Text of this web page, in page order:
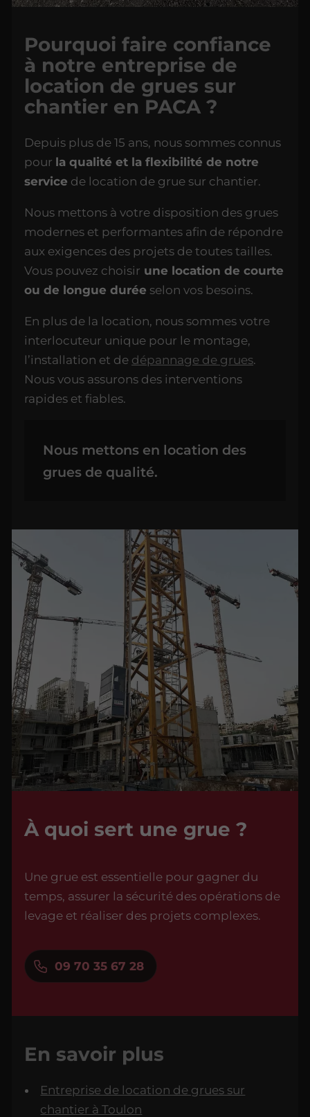
Pourquoi faire confiance
à notre entreprise de
location de grues sur
chantier en PACA ?
Depuis plus de 15 ans, nous sommes connus
pour la qualité et la flexibilité de notre
service de location de grue sur chantier.
Nous mettons à votre disposition des grues
modernes et performantes afin de répondre
aux exigences des projets de toutes tailles.
Vous pouvez choisir une location de courte
ou de longue durée selon vos besoins.
En plus de la location, nous sommes votre
interlocuteur unique pour le montage,
l’installation et de dépannage de grues.
Nous vous assurons des interventions
rapides et fiables.
Nous mettons en location des
grues de qualité.
À quoi sert une grue ?
Une grue est essentielle pour gagner du
temps, assurer la sécurité des opérations de
levage et réaliser des projets complexes.
09 70 35 67 28
En savoir plus
Entreprise de location de grues sur
chantier à Toulon